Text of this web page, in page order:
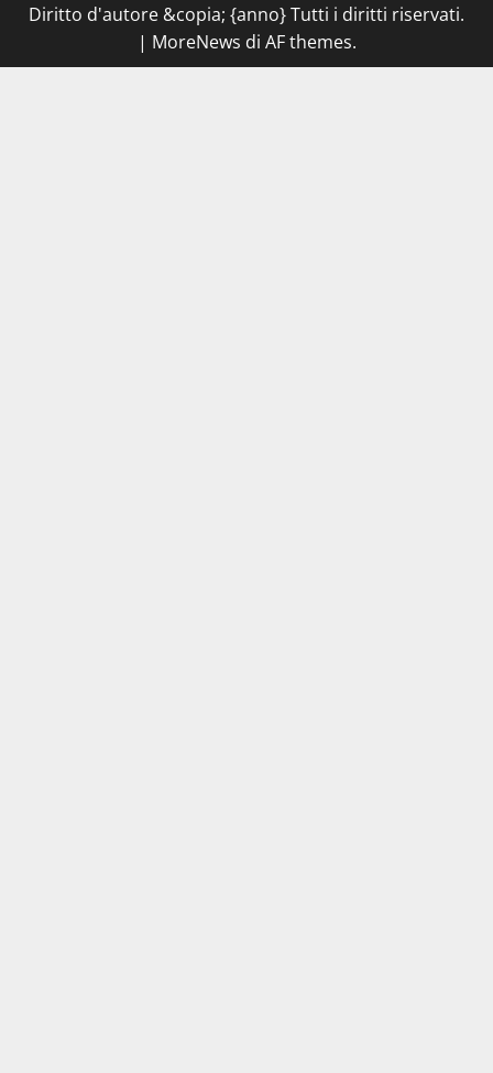
Diritto d'autore &copia; {anno} Tutti i diritti riservati.
| MoreNews di AF themes.